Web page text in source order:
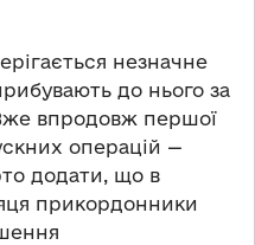
незначне
до нього за
впродовж першої
операцій —
додати, що в
прикордонники